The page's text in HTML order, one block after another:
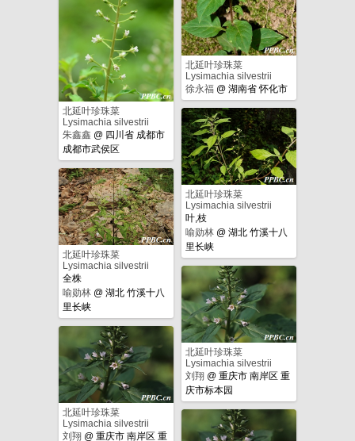
北延叶珍珠菜
Lysimachia silvestrii
徐永福 @ 湖南省 怀化市
北延叶珍珠菜
Lysimachia silvestrii
朱鑫鑫 @ 四川省 成都市
成都市武侯区
北延叶珍珠菜
Lysimachia silvestrii
叶,枝
喻勋林 @ 湖北 竹溪十八
里长峡
北延叶珍珠菜
Lysimachia silvestrii
全株
喻勋林 @ 湖北 竹溪十八
里长峡
北延叶珍珠菜
Lysimachia silvestrii
刘翔 @ 重庆市 南岸区 重
庆市标本园
北延叶珍珠菜
Lysimachia silvestrii
刘翔 @ 重庆市 南岸区 重